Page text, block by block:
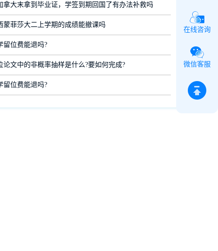
拿大末拿到毕业证，学签到期回国了有办法补救吗
蒙菲莎大二上学期的成绩能撤课吗
留位费能退吗?
论文中的非概率抽样是什么?要如何完成?
留位费能退吗?
在线咨询
微信客服